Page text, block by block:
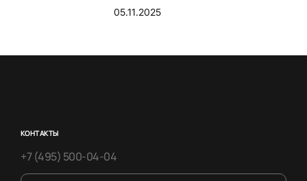
05.11.2025
КОНТАКТЫ
+7 (495) 500-04-04